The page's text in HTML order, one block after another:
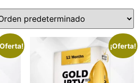
¡Oferta!